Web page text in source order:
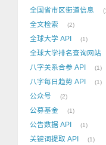
全国省市区街道信息
全文检索 2
全球大学 API 1
全球大学排名查询网站
八字关系合参 API 1
八字每日趋势 API 1
公众号 2
公募基金 1
公告数据 API 1
关键词提取 API 1